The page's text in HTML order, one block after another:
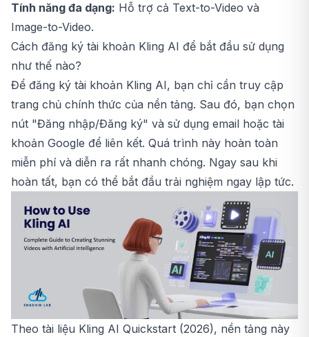
Tính năng đa dạng: Hỗ trợ cả Text-to-Video và
Image-to-Video.
Cách đăng ký tài khoản Kling AI để bắt đầu sử dụng
như thế nào?
Để đăng ký tài khoản Kling AI, bạn chỉ cần truy cập
trang chủ chính thức của nền tảng. Sau đó, bạn chọn
nút "Đăng nhập/Đăng ký" và sử dụng email hoặc tài
khoản Google để liên kết. Quá trình này hoàn toàn
miễn phí và diễn ra rất nhanh chóng. Ngay sau khi
hoàn tất, bạn có thể bắt đầu trải nghiệm ngay lập tức.
Theo tài liệu Kling AI Quickstart (2026), nền tảng này